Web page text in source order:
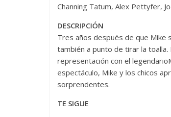
Channing Tatum, Alex Pettyfer,
DESCRIPCIÓN
Tres años después de que
también a punto de tirar la toalla.
representación con el
espectáculo, Mike y los chicos
sorprendentes.
TE SIGUE